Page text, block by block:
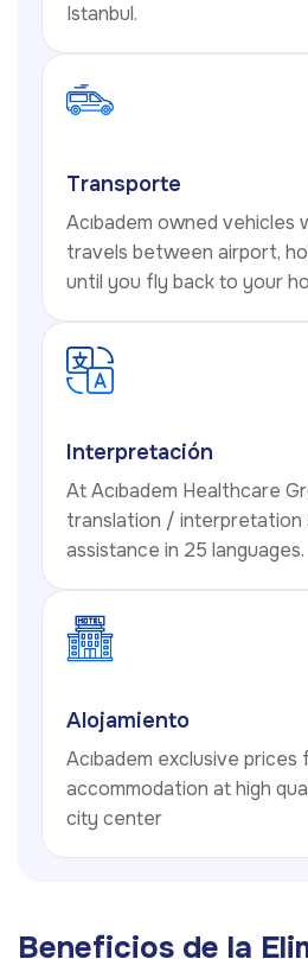
Istanbul.
Transporte
Acıbadem owned vehicles
travels between airport,
until you fly back to your
Interpretación
At Acıbadem Healthcare
translation /
assistance in 25 languages.
Alojamiento
Acıbadem exclusive prices
accommodation at high
city center
Beneficios de la